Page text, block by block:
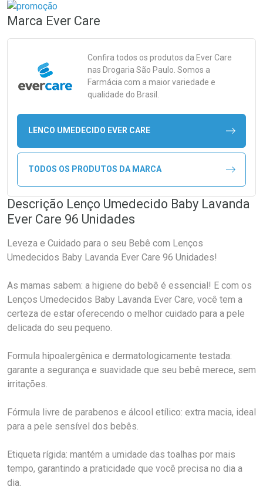
Marca Ever Care
Confira todos os produtos da Ever Care
nas Drogaria São Paulo. Somos a
Farmácia com a maior variedade e
qualidade do Brasil.
LENCO UMEDECIDO EVER CARE
TODOS OS PRODUTOS DA MARCA
Descrição Lenço Umedecido Baby Lavanda
Ever Care 96 Unidades
Leveza e Cuidado para o seu Bebê com Lenços
Umedecidos Baby Lavanda Ever Care 96 Unidades!
As mamas sabem: a higiene do bebê é essencial! E com os
Lenços Umedecidos Baby Lavanda Ever Care, você tem a
certeza de estar oferecendo o melhor cuidado para a pele
delicada do seu pequeno.
Formula hipoalergênica e dermatologicamente testada:
garante a segurança e suavidade que seu bebê merece, sem
irritações.
Fórmula livre de parabenos e álcool etílico: extra macia, ideal
para a pele sensível dos bebês.
Etiqueta rígida: mantém a umidade das toalhas por mais
tempo, garantindo a praticidade que você precisa no dia a
dia.